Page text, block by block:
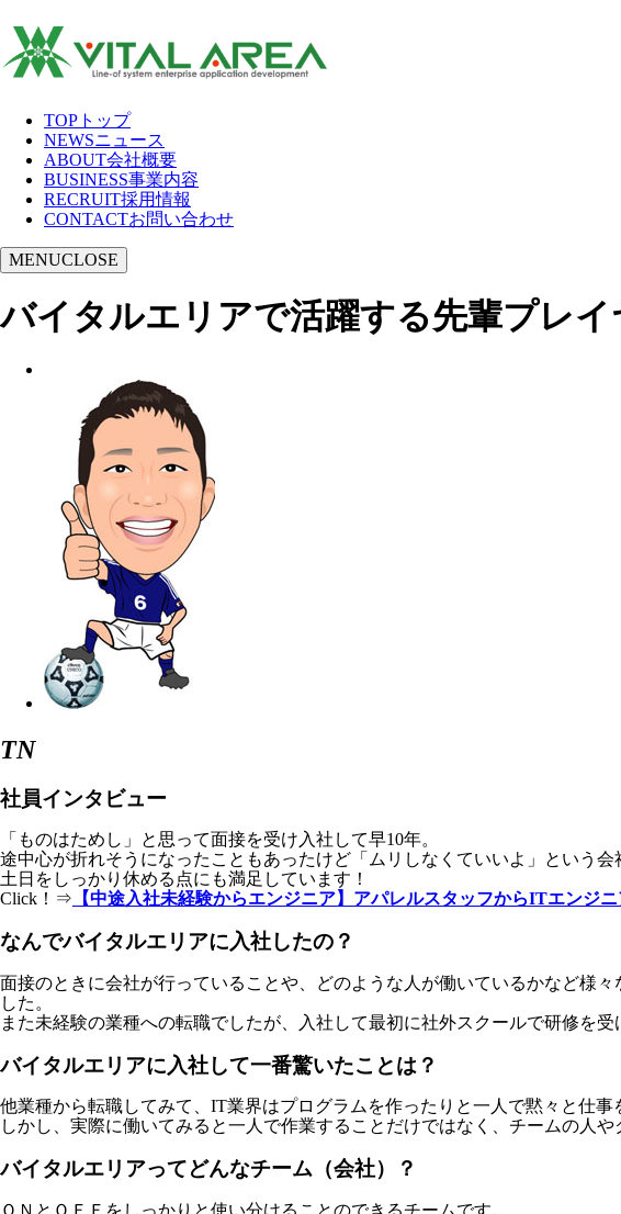
TOP トップ
NEWSニュース
ABOUT会社概要
BUSINESS事業内容
RECRUIT採用情報
CONTACTお問い合わせ
MENUCLOSE
バイタルエリアで活躍する先輩プレイ
TN
社員インタビュー
「ものはためし」と思って面接を受け入社して早10年。
途中心が折れそうになったこともあったけど「ムリしなくていいよ」という会
土日をしっかり休める点にも満足しています！
Click！⇒ 【中途入社未経験からエンジニア】アパレルスタッフからITエンジ
なんでバイタルエリアに入社したの？
面接のときに会社が行っていることや、どのような人が働いているかなど様
した。
また未経験の業種への転職でしたが、入社して最初に社外スクールで研修を
バイタルエリアに入社して一番驚いたことは？
他業種から転職してみて、IT業界はプログラムを作ったりと一人で黙々と仕事
しかし、実際に働いてみると一人で作業することだけではなく、チームの人
バイタルエリアってどんなチーム（会社）？
ＯＮとＯＦＦをしっかりと使い分けることのできるチームです。